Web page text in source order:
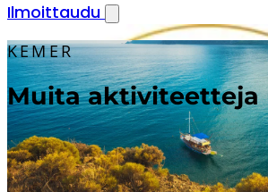
Ilmoittaudu
KEMER
Muita aktiviteetteja
Omatoimiset